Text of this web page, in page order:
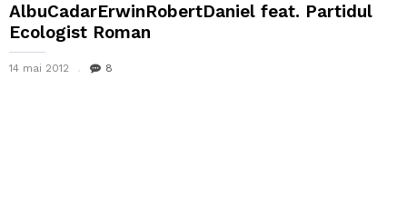
AlbuCadarErwinRobertDaniel feat. Partidul
Ecologist Roman
14 mai 2012 8